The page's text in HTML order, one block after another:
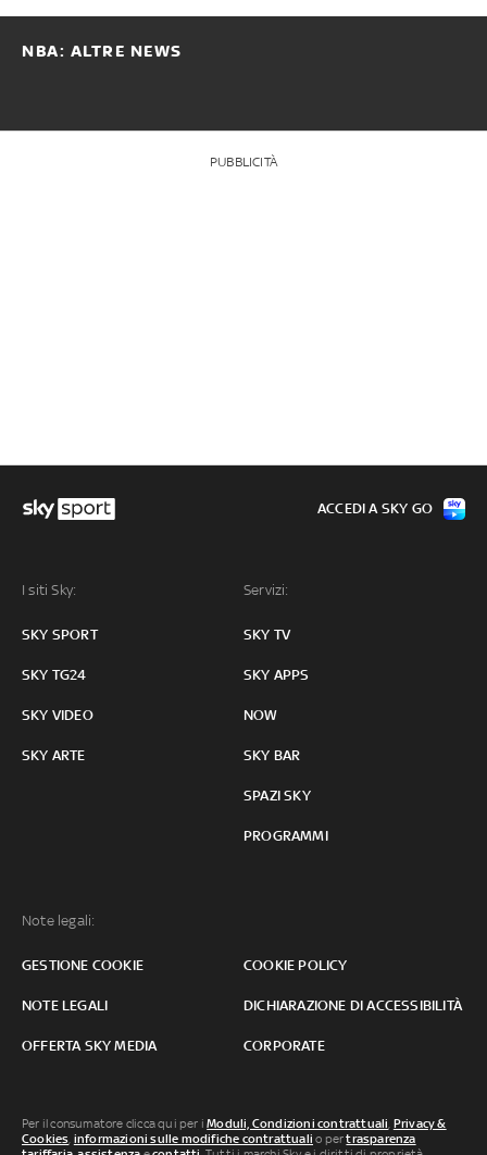
NBA: ALTRE NEWS
PUBBLICITÀ
I siti Sky:
SKY SPORT
SKY TG24
SKY VIDEO
SKY ARTE
Servizi:
SKY TV
SKY APPS
NOW
SKY BAR
SPAZI SKY
PROGRAMMI
Note legali:
GESTIONE COOKIE COOKIE POLICY
NOTE LEGALI DICHIARAZIONE DI ACCESSIBILITÀ
OFFERTA SKY MEDIA CORPORATE
ACCEDI A SKY GO
Per il consumatore clicca qui per iModuli, Condizioni contrattuali, Privacy &
Cookies, informazioni sulle modifiche contrattuali o pertrasparenza